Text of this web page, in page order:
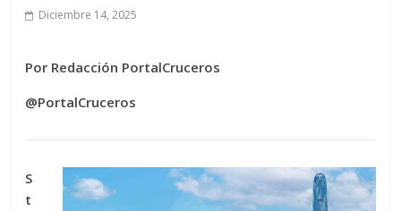
Diciembre 14, 2025
Por Redacción PortalCruceros
@PortalCruceros
S
t